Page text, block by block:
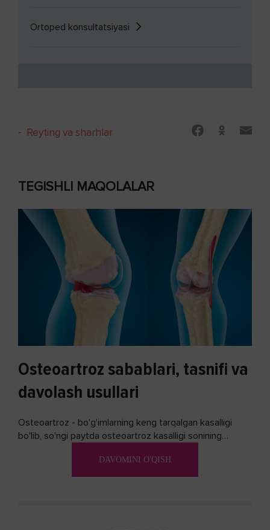
Ortoped konsultatsiyasi
- Reyting va sharhlar
TEGISHLI MAQOLALAR
Osteoartroz sabablari, tasnifi va
davolash usullari
Osteoartroz - bo'g'imlarning keng tarqalgan kasalligi
bo'lib, so'ngi paytda osteoartroz kasalligi sonining
DAVOMINI O'QISH